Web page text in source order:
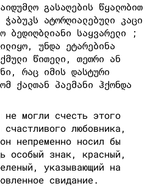
გასაღების წყალობით
ჭაბუკს ატორღიალებული კაცი
ბედიღბლიანი საყვარელი ;
უნდა ეტარებინა
წითელი, თეთრი ან
რაც იმის დასტური
ქალთან პაემანი ჰქონდა
не могли счесть этого
любовника,
непременно носил бы
особый знак, красный,
указывающий на
свидание.